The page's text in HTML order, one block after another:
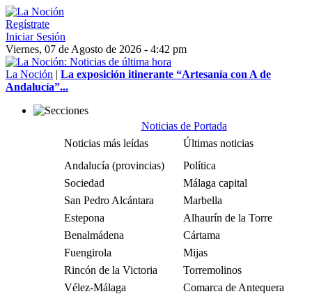
Regístrate
Iniciar Sesión
Viernes, 07 de Agosto de 2026 - 4:42 pm
La Noción | La exposición itinerante “Artesanía con A de
Andalucía”...
Noticias de Portada
Noticias más leídas
Últimas noticias
Andalucía (provincias)
Política
Sociedad
Málaga capital
San Pedro Alcántara
Marbella
Estepona
Alhaurín de la Torre
Benalmádena
Cártama
Fuengirola
Mijas
Rincón de la Victoria
Torremolinos
Vélez-Málaga
Comarca de Antequera